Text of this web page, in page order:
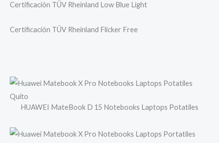
Certificación TÜV Rheinland Low Blue Light
Certificación TÜV Rheinland Flicker Free
HUAWEI MateBook D 15 Notebooks Laptops Potatiles